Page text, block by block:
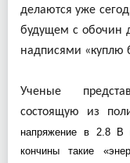
делаются уже
будущем с обочин
надписями «куплю
Ученые
состоящую из
напряжение в 2.8 В
кончины такие